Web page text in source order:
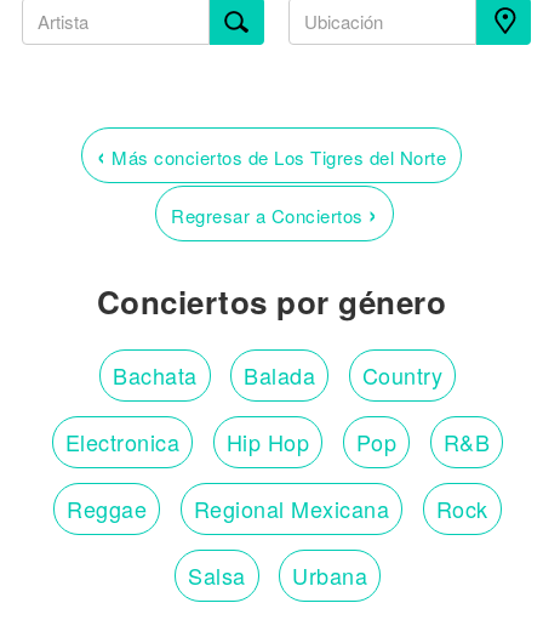
‹ Más conciertos de Los Tigres del Norte
Regresar a Conciertos ›
Conciertos por género
Bachata Balada Country
Electronica Hip Hop Pop R&B
Reggae Regional Mexicana Rock
Salsa Urbana